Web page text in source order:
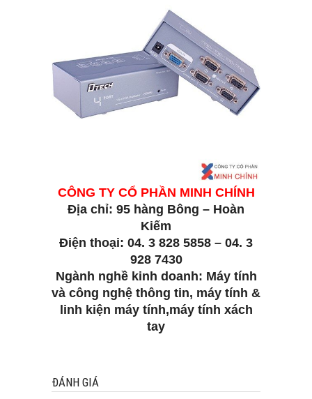
CÔNG TY CỔ PHẦN MINH CHÍNH
Địa chỉ: 95 hàng Bông – Hoàn
Kiếm
Điện thoại: 04. 3 828 5858 – 04. 3
928 7430
Ngành nghề kinh doanh: Máy tính
và công nghệ thông tin, máy tính &
linh kiện máy tính,máy tính xách
tay
ĐÁNH GIÁ